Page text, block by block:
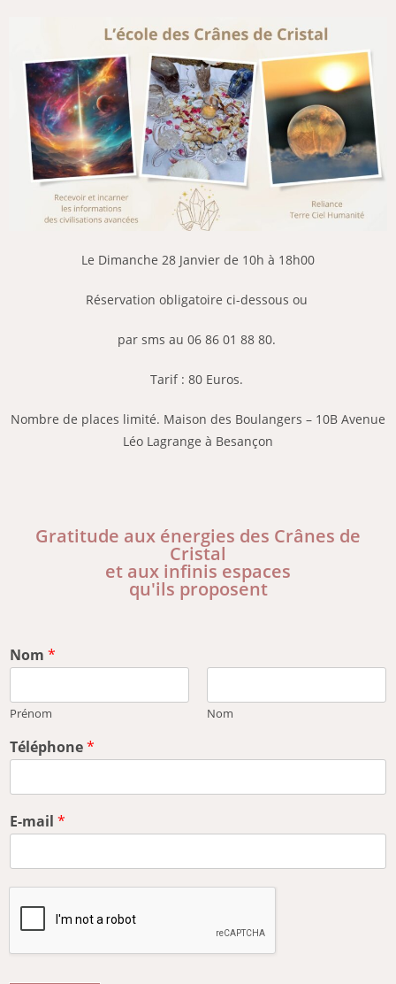
Le Dimanche 28 Janvier de 10h à 18h00
Réservation obligatoire ci-dessous ou
par sms au 06 86 01 88 80.
Tarif : 80 Euros.
Nombre de places limité. Maison des Boulangers – 10B Avenue
Léo Lagrange à Besançon
Gratitude aux énergies des Crânes de
Cristal
et aux infinis espaces
qu'ils proposent
Nom *
Prénom Nom
Téléphone*
E-mail *